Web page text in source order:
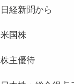
日経新聞から
米国株
株主優待